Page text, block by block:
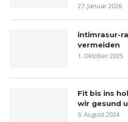
27. Januar 2026
intimrasur-
vermeiden
1. Oktober 2025
Fit bis ins
wir gesund
6. August 2024